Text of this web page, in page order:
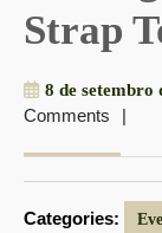
Strap
8 de setembro
Comments
|
Categories: